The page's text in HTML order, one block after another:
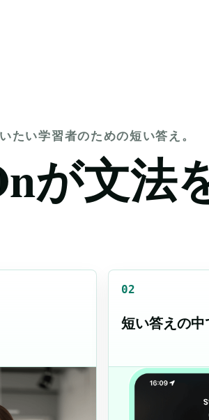
たい学習者のための短い答え。
が文法
02
短い答えの中